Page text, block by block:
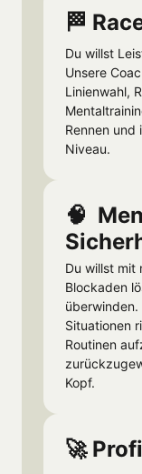
🏁
Du willst
Unsere
Linienwahl,
Rennen
Niveau.
🧠
Du willst mit
Blockaden
überwinden.
Situationen
Routinen
Kopf.
🚀